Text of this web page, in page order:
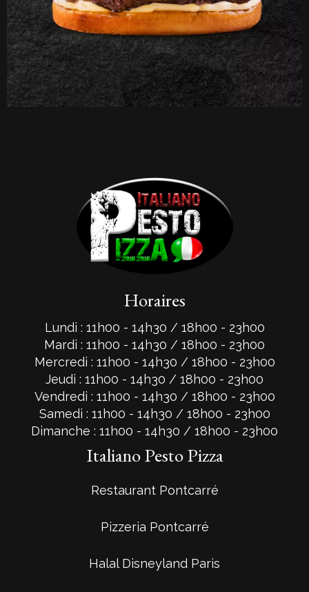
Horaires
Lundi : 11h00 - 14h30 / 18h00 - 23h00
Mardi : 11h00 - 14h30 / 18h00 - 23h00
Mercredi : 11h00 - 14h30 / 18h00 - 23h00
Jeudi : 11h00 - 14h30 / 18h00 - 23h00
Vendredi : 11h00 - 14h30 / 18h00 - 23h00
Samedi : 11h00 - 14h30 / 18h00 - 23h00
Dimanche : 11h00 - 14h30 / 18h00 - 23h00
Italiano Pesto Pizza
Restaurant Pontcarré
Pizzeria Pontcarré
Halal Disneyland Paris